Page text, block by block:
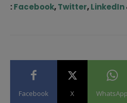
:Facebook,Twitter,LinkedIn
Facebook X WhatsApp